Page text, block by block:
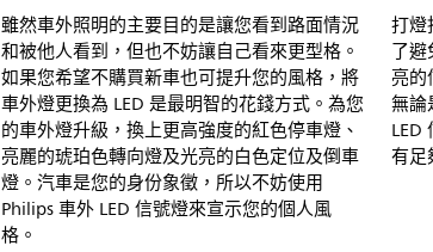
雖然車外照明的主要目的是讓您看到路面情況
和被他人看到，但也不妨讓自己看來更型格。
如果您希望不購買新車也可提升您的風格，將
車外燈更換為 LED 是最明智的花錢方式。為您
的車外燈升級，換上更高強度的紅色停車燈、
亮麗的琥珀色轉向燈及光亮的白色定位及倒車
燈。汽車是您的身份象徵，所以不妨使用
Philips 車外 LED 信號燈來宣示您的個人風
格。
打燈
了
亮的
無
LED
有足